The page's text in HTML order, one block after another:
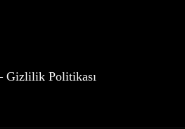
Gizlilik Politikası